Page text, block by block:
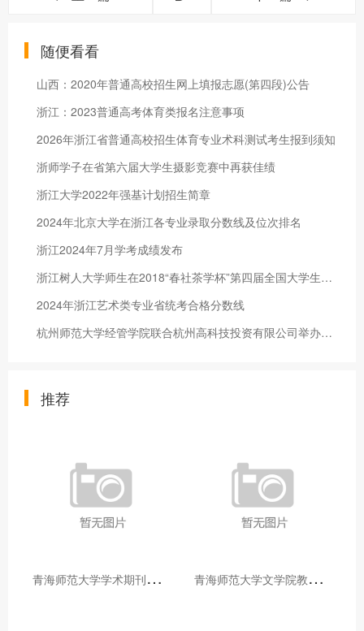
随便看看
山西：2020年普通高校招生网上填报志愿(第四段)公告
浙江：2023普通高考体育类报名注意事项
2026年浙江省普通高校招生体育专业术科测试考生报到须知
浙师学子在省第六届大学生摄影竞赛中再获佳绩
浙江大学2022年强基计划招生简章
2024年北京大学在浙江各专业录取分数线及位次排名
浙江2024年7月学考成绩发布
浙江树人大学师生在2018“春社茶学杯”第四届全国大学生茶艺技能
2024年浙江艺术类专业省统考合格分数线
杭州师范大学经管学院联合杭州高科技投资有限公司举办科技金融产
推荐
青
海师范大学学术期刊两个专栏入选2025年青海省期刊重点专栏 青
海师范大学文学院教师赴山东省相关高校和学术机构交流学习